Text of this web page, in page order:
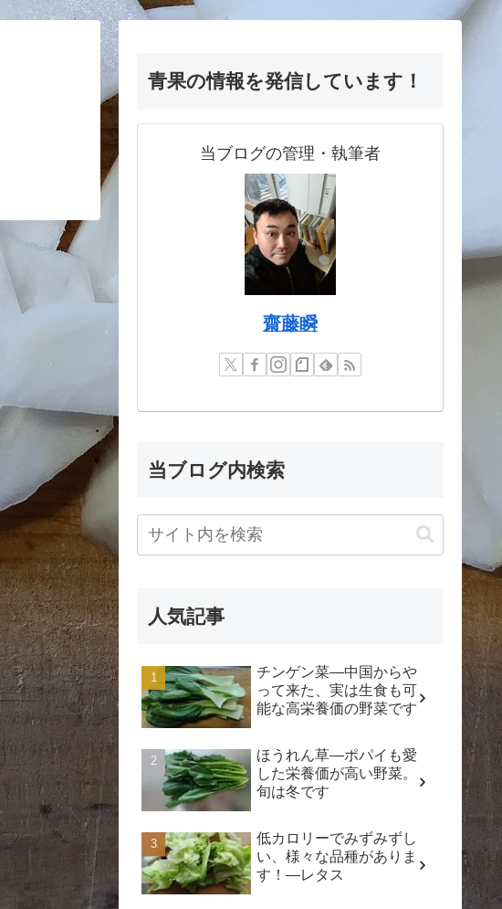
青果の情報を発信しています！
当ブログの管理・執筆者
齋藤瞬
当ブログ内検索
人気記事
チンゲン菜―中国からや
って来た、実は生食も可
能な高栄養価の野菜です
ほうれん草―ポパイも愛
した栄養価が高い野菜。
旬は冬です
低カロリーでみずみずし
い、様々な品種がありま
す！―レタス